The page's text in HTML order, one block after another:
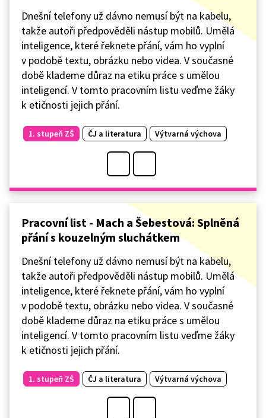
Dnešní telefony už dávno nemusí být na kabelu,
takže autoři předpověděli nástup mobilů. Umělá
inteligence, které řeknete přání, vám ho vyplní
v podobě textu, obrázku nebo videa. V současné
době klademe důraz na etiku práce s umělou
inteligencí. V tomto pracovním listu veďme žáky
k etičnosti jejich přání.
1. stupeň ZŠ ČJ a literatura Výtvarná výchova
Pracovní list - Mach a Šebestová: Splněná
přání s kouzelným sluchátkem
Dnešní telefony už dávno nemusí být na kabelu,
takže autoři předpověděli nástup mobilů. Umělá
inteligence, které řeknete přání, vám ho vyplní
v podobě textu, obrázku nebo videa. V současné
době klademe důraz na etiku práce s umělou
inteligencí. V tomto pracovním listu veďme žáky
k etičnosti jejich přání.
1. stupeň ZŠ ČJ a literatura Výtvarná výchova